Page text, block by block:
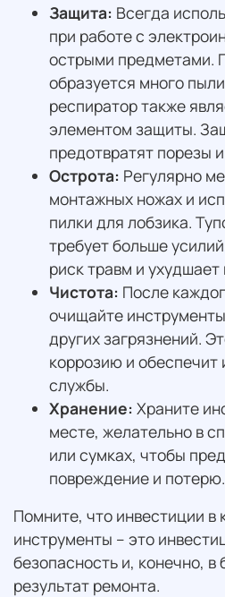
Защита: Всегда
при работе с
острыми предметами.
образуется много
респиратор также
элементом защиты.
предотвратят порезы
Острота: Регулярно
монтажных ножах и
пилки для лобзика.
требует больше
риск травм и ухудшает
Чистота: После
очищайте
других загрязнений.
коррозию и обеспечит
службы.
Хранение: Храните
месте, желательно в
или сумках, чтобы
повреждение и потерю.
Помните, что инвестиции в
инструменты – это
безопасность и, конечно, в
результат ремонта.